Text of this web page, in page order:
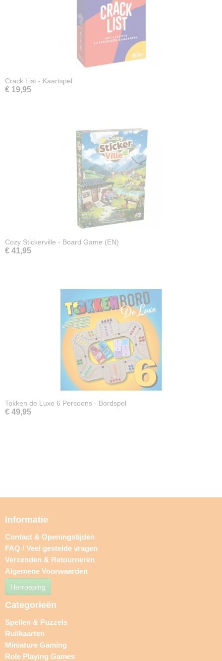
Crack List - Kaartspel
€ 19,95
Cozy Stickerville - Board Game (EN)
€ 41,95
Tokken de Luxe 6 Persoons - Bordspel
€ 49,95
Informatie
Contact & Openingstijden
FAQ / Veel gestelde vragen
Verzenden & Retourneren
Algemene Voorwaarden
Herroeping
Categorieën
Spellen & Puzzels
Ruilkaarten
Miniature Gaming
Role Playing Games